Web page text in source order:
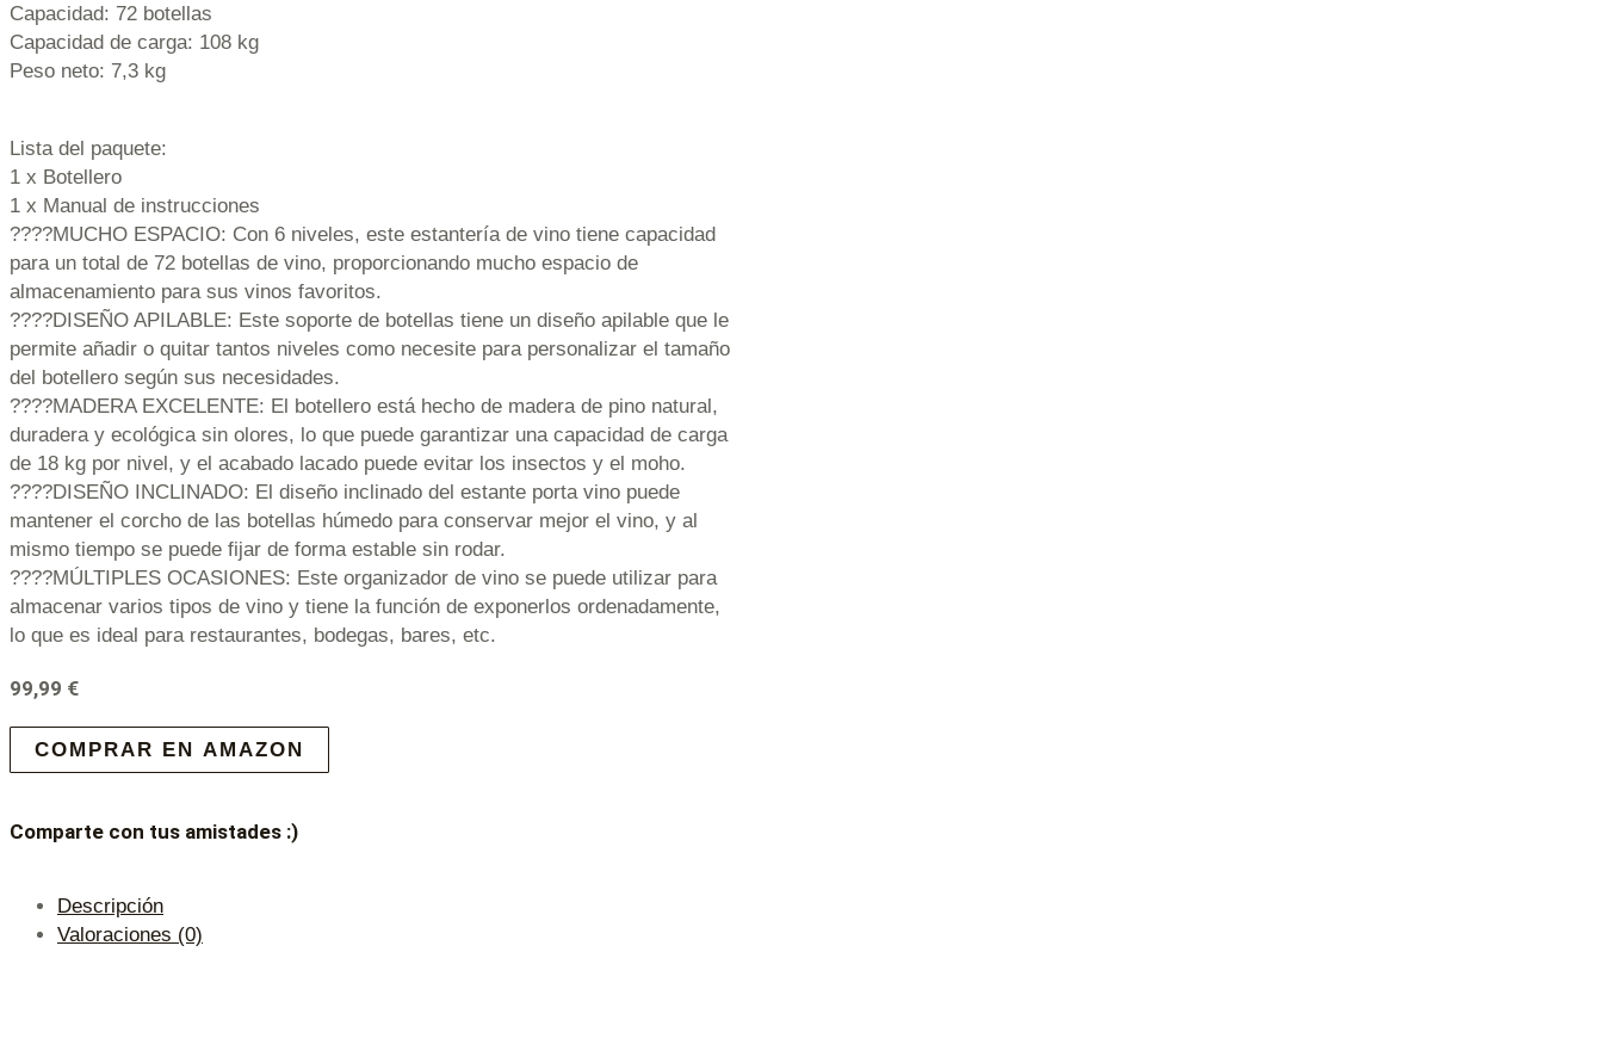
Capacidad: 72 botellas
Capacidad de carga: 108 kg
Peso neto: 7,3 kg
Lista del paquete:
1 x Botellero
1 x Manual de instrucciones
????MUCHO ESPACIO: Con 6 niveles, este estantería de vino tiene capacidad
para un total de 72 botellas de vino, proporcionando mucho espacio de
almacenamiento para sus vinos favoritos.
????DISEÑO APILABLE: Este soporte de botellas tiene un diseño apilable que le
permite añadir o quitar tantos niveles como necesite para personalizar el tamaño
del botellero según sus necesidades.
????MADERA EXCELENTE: El botellero está hecho de madera de pino natural,
duradera y ecológica sin olores, lo que puede garantizar una capacidad de carga
de 18 kg por nivel, y el acabado lacado puede evitar los insectos y el moho.
????DISEÑO INCLINADO: El diseño inclinado del estante porta vino puede
mantener el corcho de las botellas húmedo para conservar mejor el vino, y al
mismo tiempo se puede fijar de forma estable sin rodar.
????MÚLTIPLES OCASIONES: Este organizador de vino se puede utilizar para
almacenar varios tipos de vino y tiene la función de exponerlos ordenadamente,
lo que es ideal para restaurantes, bodegas, bares, etc.
99,99 €
COMPRAR EN AMAZON
Comparte con tus amistades :)
Descripción
Valoraciones (0)